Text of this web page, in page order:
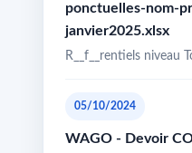
ponctuelles-nom-
janvier2025.xlsx
R__f__rentiels niveau
05/10/2024
WAGO - Devoir